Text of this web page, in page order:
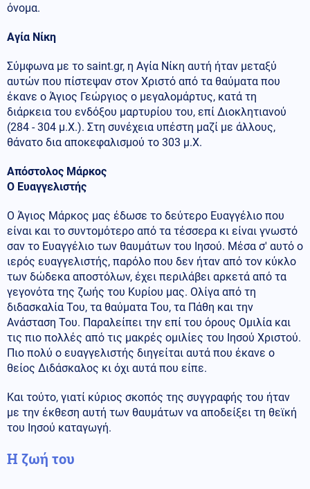
όνομα.
Αγία Νίκη
Σύμφωνα με το saint.gr, η Αγία Νίκη αυτή ήταν μεταξύ
αυτών που πίστεψαν στον Χριστό από τα θαύματα που
έκανε ο Άγιος Γεώργιος ο μεγαλομάρτυς, κατά τη
διάρκεια του ενδόξου μαρτυρίου του, επί Διοκλητιανού
(284 - 304 μ.Χ.). Στη συνέχεια υπέστη μαζί με άλλους,
θάνατο δια αποκεφαλισμού το 303 μ.Χ.
Απόστολος Μάρκος
Ο Ευαγγελιστής
Ο Άγιος Μάρκος μας έδωσε το δεύτερο Ευαγγέλιο που
είναι και το συντομότερο από τα τέσσερα κι είναι γνωστό
σαν το Ευαγγέλιο των θαυμάτων του Ιησού. Μέσα σ' αυτό ο
ιερός ευαγγελιστής, παρόλο που δεν ήταν από τον κύκλο
των δώδεκα αποστόλων, έχει περιλάβει αρκετά από τα
γεγονότα της ζωής του Κυρίου μας. Ολίγα από τη
διδασκαλία Του, τα θαύματα Του, τα Πάθη και την
Ανάσταση Του. Παραλείπει την επί του όρους Ομιλία και
τις πιο πολλές από τις μακρές ομιλίες του Ιησού Χριστού.
Πιο πολύ ο ευαγγελιστής διηγείται αυτά που έκανε ο
θείος Διδάσκαλος κι όχι αυτά που είπε.
Και τούτο, γιατί κύριος σκοπός της συγγραφής του ήταν
με την έκθεση αυτή των θαυμάτων να αποδείξει τη θεϊκή
του Ιησού καταγωγή.
Η ζωή του